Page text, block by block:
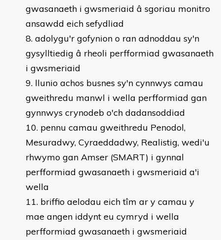
gwasanaeth i gwsmeriaid â sgoriau monitro
ansawdd eich sefydliad
adolygu'r gofynion o ran adnoddau sy'n
gysylltiedig â rheoli perfformiad gwasanaeth
i gwsmeriaid
llunio achos busnes sy'n cynnwys camau
gweithredu manwl i wella perfformiad gan
gynnwys crynodeb o'ch dadansoddiad
pennu camau gweithredu Penodol,
Mesuradwy, Cyraeddadwy, Realistig, wedi'u
rhwymo gan Amser (SMART) i gynnal
perfformiad gwasanaeth i gwsmeriaid a'i
wella
briffio aelodau eich tîm ar y camau y
mae angen iddynt eu cymryd i wella
perfformiad gwasanaeth i gwsmeriaid